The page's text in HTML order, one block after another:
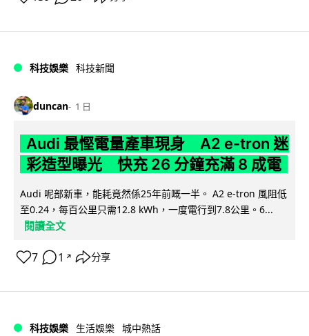
科技娛樂 科技新聞
duncan 1 日
Audi 最慳電量產車現身 A2 e-tron 迷
彩造型曝光 快充 26 分鐘充滿 8 成電
Audi 呢部新車，能耗竟然係25年前嘅一半。 A2 e-tron 風阻低
至0.24，每百公里只需12.8 kWh，一度電行到7.8公里。6...
閱讀全文
7 1 ↗ 分享
科技娛樂 生活娛樂 城中熱話